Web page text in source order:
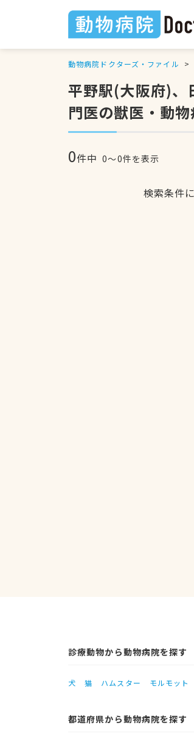
動物病院ドクターズ・ファイル
平野駅(大阪府)、
門医の獣医・動
0件中 0〜0件を表示
検索条件
診療動物から動物病院を探す
犬 猫 ハムスター モルモット
都道府県から動物病院を探す